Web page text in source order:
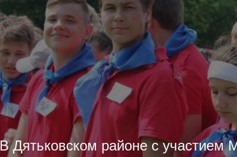
В Дятьковском районе с участием